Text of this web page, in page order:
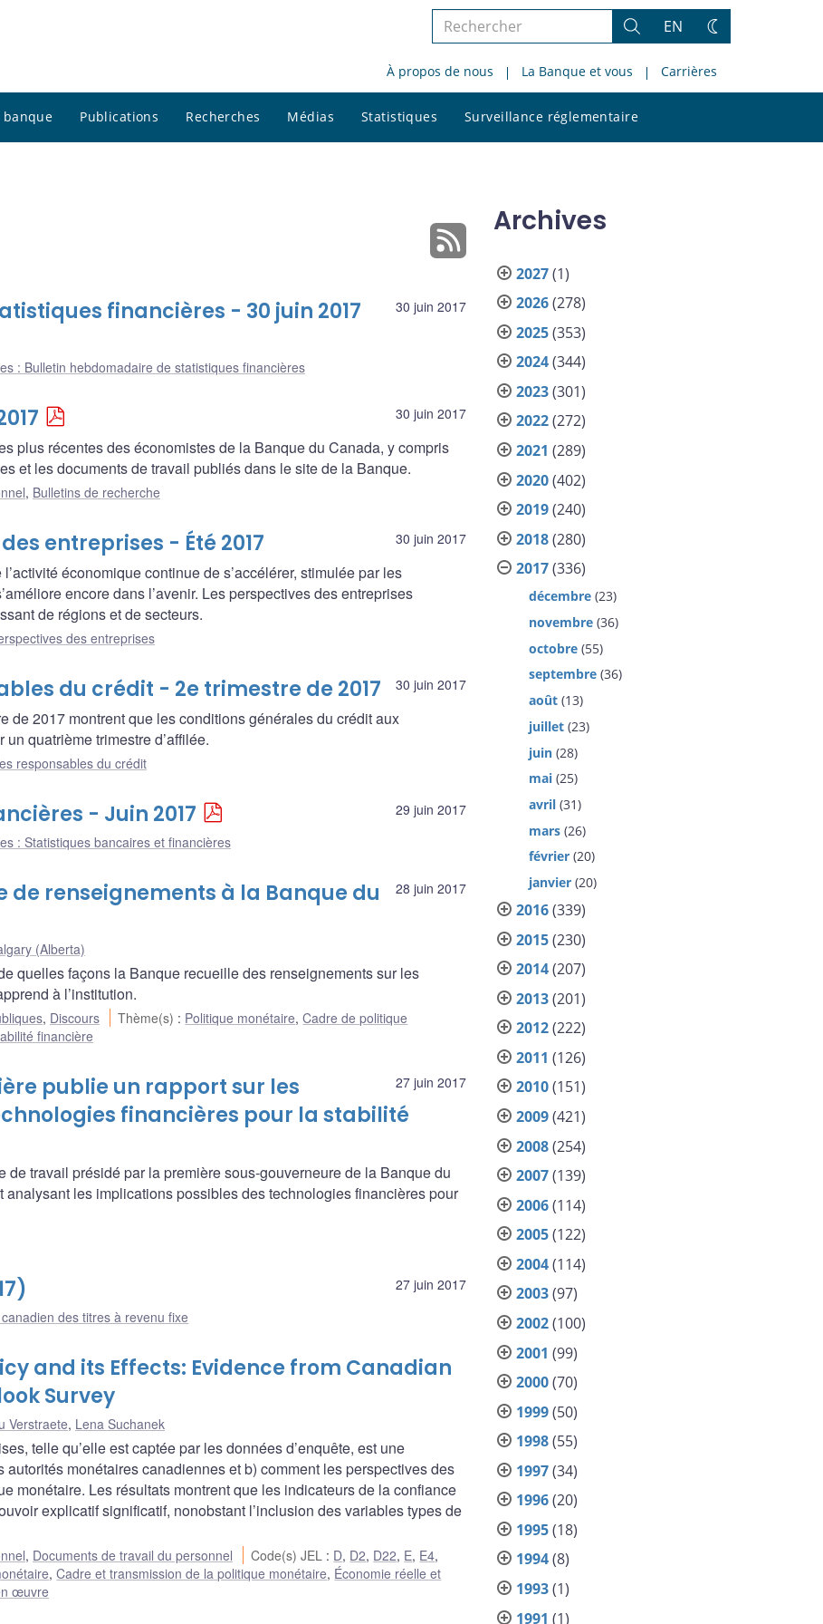
Rechercher
le
site
Rechercher
EN
Changez
thème
À propos de nous La Banque et vous Carrières
Publications Recherches Médias Statistiques Surveillance réglementaire
le
30 juin 2017
financières - 30 juin 2017
: Bulletin hebdomadaire de statistiques financières
30 juin 2017
plus récentes des économistes de la Banque du Canada, y compris
et les documents de travail publiés dans le site de la Banque.
, Bulletins de recherche
30 juin 2017
entreprises - Été 2017
économique continue de s’accélérer, stimulée par les
encore dans l’avenir. Les perspectives des entreprises
de régions et de secteurs.
des entreprises
30 juin 2017
du crédit - 2e trimestre de 2017
de 2017 montrent que les conditions générales du crédit aux
quatrième trimestre d’affilée.
responsables du crédit
29 juin 2017
- Juin 2017
: Statistiques bancaires et financières
28 juin 2017
de renseignements à la Banque du
(Alberta)
quelles façons la Banque recueille des renseignements sur les
à l’institution.
, Discours Thème(s) : Politique monétaire,Cadre de politique
financière
27 juin 2017
publie un rapport sur les
financières pour la stabilité
de travail présidé par la première sous-gouverneure de la Banque du
les implications possibles des technologies financières pour
27 juin 2017
des titres à revenu fixe
and its Effects: Evidence from Canadian
Survey
Verstraete, Lena Suchanek
telle qu’elle est captée par les données d’enquête, est une
monétaires canadiennes et b) comment les perspectives des
monétaire. Les résultats montrent que les indicateurs de la confiance
explicatif significatif, nonobstant l’inclusion des variables types de
, Documents de travail du personnel Code(s) JEL : D, D2, D22, E, E4,
,Cadre et transmission de la politique monétaire, Économie réelle et
œuvre
Archives
2027(1)
2026(278)
2025(353)
2024(344)
2023(301)
2022(272)
2021 (289)
2020(402)
2019(240)
2018(280)
2017(336)
décembre (23)
novembre (36)
octobre (55)
septembre (36)
août (13)
juillet (23)
juin (28)
mai (25)
avril (31)
mars (26)
février (20)
janvier (20)
2016(339)
2015(230)
2014(207)
2013(201)
2012(222)
2011 (126)
2010(151)
2009(421)
2008(254)
2007(139)
2006(114)
2005(122)
2004(114)
2003(97)
2002(100)
2001 (99)
2000(70)
1999(50)
1998(55)
1997(34)
1996(20)
1995(18)
1994(8)
1993(1)
1991 (1)